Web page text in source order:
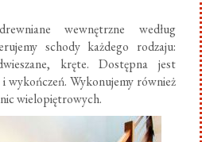
wewnętrzne według
schody każdego rodzaju:
kręte. Dostępna jest
wykończeń. Wykonujemy również
wielopiętrowych.